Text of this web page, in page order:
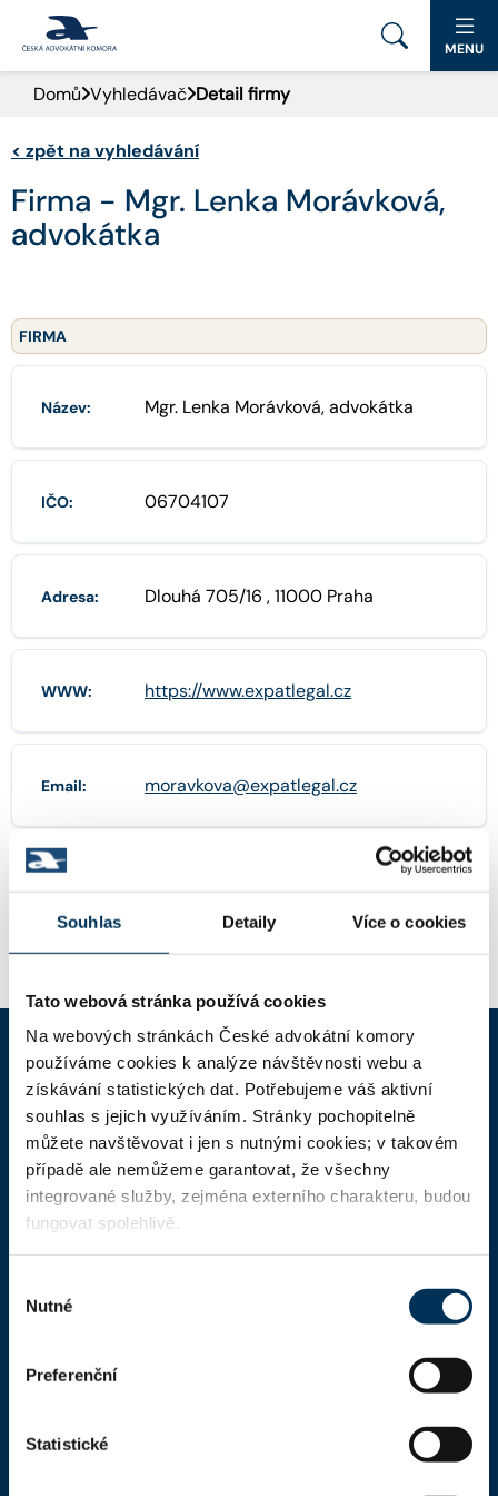
Souhlas Detaily Více o cookies
Tato webová stránka používá cookies
Na webových stránkách České advokátní komory
používáme cookies k analýze návštěvnosti webu a
získávání statistických dat. Potřebujeme váš aktivní
souhlas s jejich využíváním. Stránky pochopitelně
můžete navštěvovat i jen s nutnými cookies; v takovém
případě ale nemůžeme garantovat, že všechny
integrované služby, zejména externího charakteru, budou
fungovat spolehlivě.
souhlasu
Nutné
Preferenční
Statistické
PORTÁL ČAK
DOMŮ
AKTUALITY
PRO VEŘEJNOST
MENU
Domů Vyhledávač Detail firmy
< zpět na vyhledávání
Firma - Mgr. Lenka Morávková,
advokátka
FIRMA
Název: Mgr. Lenka Morávková, advokátka
IČO: 06704107
Adresa: Dlouhá 705/16 , 11000 Praha
WWW: https://www.expatlegal.cz
Email: moravkova@expatlegal.cz
ČAK
Domů
Aktuality
Dokumenty a formuláře
Advokátní deník